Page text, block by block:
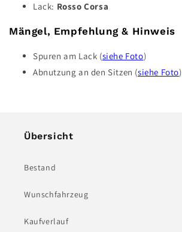
Lack: Rosso Corsa
Mängel, Empfehlung & Hinweis
Spuren am Lack (siehe Foto)
Abnutzung an den Sitzen (siehe Foto)
Übersicht
Bestand
Wunschfahrzeug
Kaufverlauf